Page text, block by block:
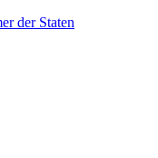
der Staten